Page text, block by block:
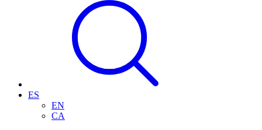
ES
EN
CA